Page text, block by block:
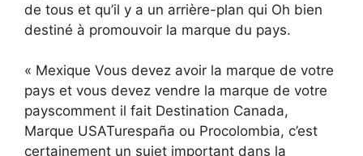
de tous et qu’il y a un arrière-plan qui Oh bien
destiné à promouvoir la marque du pays.
« Mexique Vous devez avoir la marque de votre
pays et vous devez vendre la marque de votre
payscomment il fait Destination Canada,
Marque USATurespaña ou Procolombia, c’est
certainement un sujet important dans la